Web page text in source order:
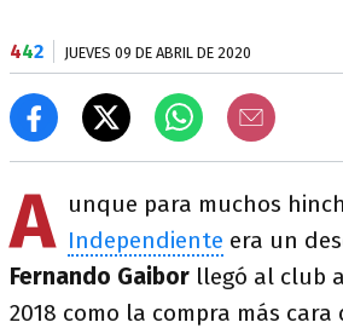
442 JUEVES 09 DE ABRIL DE 2020
A unque para muchos
Independiente era un
Fernando Gaibor llegó al club
2018 como la compra más